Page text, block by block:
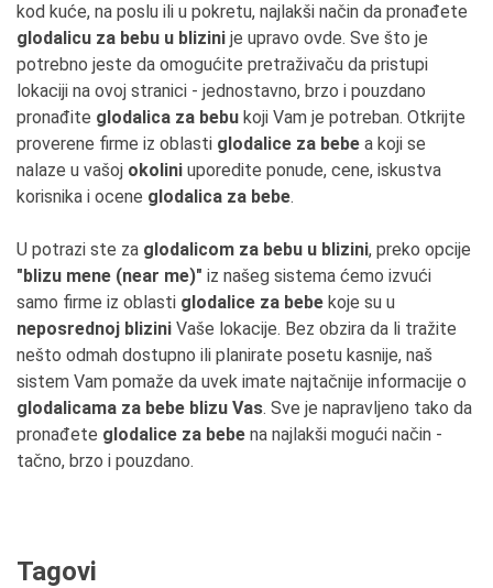
kod kuće, na poslu ili u pokretu, najlakši način da pronađete
glodalicu za bebu u blizini je upravo ovde. Sve što je
potrebno jeste da omogućite pretraživaču da pristupi
lokaciji na ovoj stranici - jednostavno, brzo i pouzdano
pronađite glodalica za bebu koji Vam je potreban. Otkrijte
proverene firme iz oblasti glodalice za bebe a koji se
nalaze u vašoj okolini uporedite ponude, cene, iskustva
korisnika i ocene glodalica za bebe.
U potrazi ste za glodalicom za bebu u blizini, preko opcije
"blizu mene (near me)" iz našeg sistema ćemo izvući
samo firme iz oblasti glodalice za bebe koje su u
neposrednoj blizini Vaše lokacije. Bez obzira da li tražite
nešto odmah dostupno ili planirate posetu kasnije, naš
sistem Vam pomaže da uvek imate najtačnije informacije o
glodalicama za bebe blizu Vas. Sve je napravljeno tako da
pronađete glodalice za bebe na najlakši mogući način -
tačno, brzo i pouzdano.
Tagovi